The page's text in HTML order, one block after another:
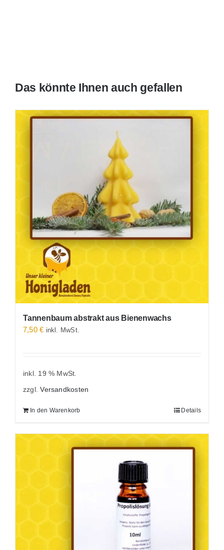
Das könnte Ihnen auch gefallen
Tannenbaum abstrakt aus Bienenwachs
7,50€ inkl. MwSt.
inkl. 19 % MwSt.
zzgl.Versandkosten
In den Warenkorb Details